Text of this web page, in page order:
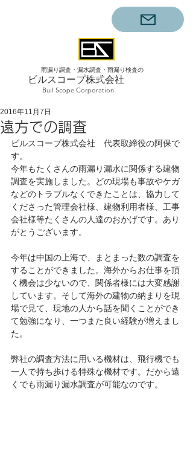
雨漏り調査・漏水調査・雨漏り検査の
ビルスコープ株式会社
Buil Scope Corporation
遠方での調査
2016年11月7日
ビルスコープ株式会社　代表取締役の阿保で
す。
今年もたくさんの雨漏り漏水に関係する建物
調査を実施しました。どの現場も事故やケガ
などのトラブルなくできたことは、協力して
くださった管理会社様、建物利用者様、工事
会社様等たくさんの人達のおかげです。あり
がとうございます。
今年は中国の上海で、まとまった数の調査を
することができました。海外からお仕事を頂
く機会は少ないので、関係者様には大変感謝
しています。そして海外の建物の納まりを現
場で見て、現地の人から話を聞くことができ
て勉強になり、一つまた良い経験が増えまし
た。
弊社の調査方法に用いる機材は、飛行機でも
一人で持ち歩ける特殊な機材です。だから遠
くでも雨漏り漏水調査が可能なのです。